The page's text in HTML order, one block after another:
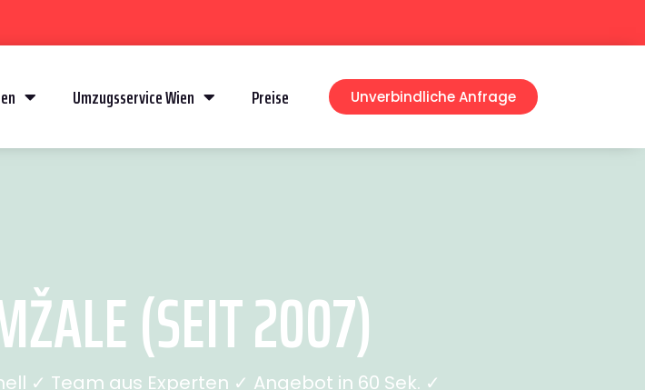
Umzugsservice Wien Preise Unverbindliche Anfrage
(SEIT 2007)
✓ Team aus Experten ✓ Angebot in 60 Sek. ✓